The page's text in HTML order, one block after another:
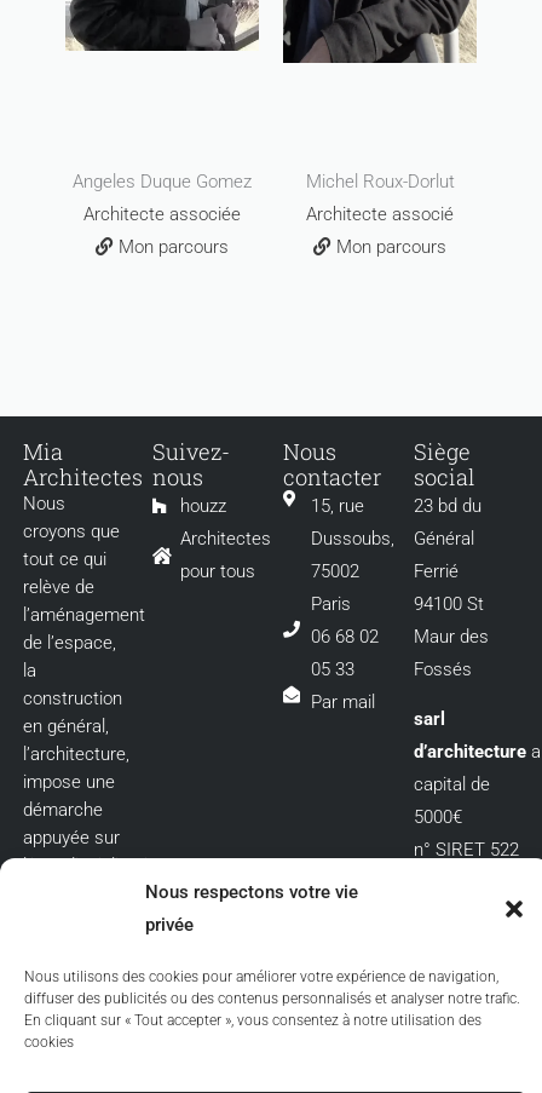
Nous respectons votre vie
privée
Nous utilisons des cookies pour améliorer votre expérience de navigation,
diffuser des publicités ou des contenus personnalisés et analyser notre trafic.
En cliquant sur « Tout accepter », vous consentez à notre utilisation des
cookies
Angeles Duque Gomez
Architecte associée
Mon parcours
Michel Roux-Dorlut
Architecte associé
Mon parcours
Mia
Architectes
Nous
croyons que
tout ce qui
relève de
l’aménagement
de l’espace,
la
construction
en général,
l’architecture,
impose une
démarche
appuyée sur
l’interdisciplinarité.
Suivez-
nous
houzz
Architectes
pour tous
Nous
contacter
15, rue
Dussoubs,
75002
Paris
06 68 02
05 33
Par mail
Siège
social
23 bd du
Général
Ferrié
94100 St
Maur des
Fossés
sarl
d’architecture
capital de
5000€
n° SIRET 522
522487339
n° affiliation